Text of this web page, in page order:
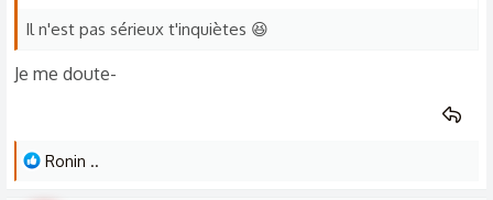
Il n'est pas sérieux t'inquiètes 😆
Je me doute-
L
Ronin ..